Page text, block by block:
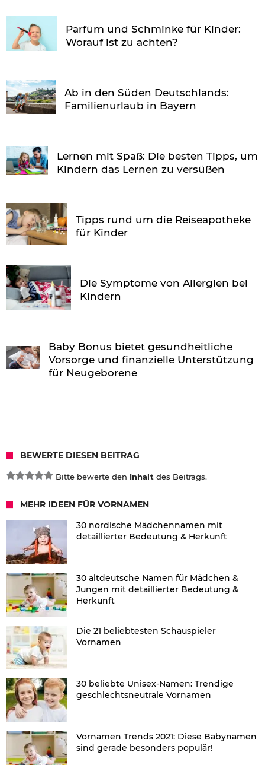
Parfüm und Schminke für Kinder:
Worauf ist zu achten?
Ab in den Süden Deutschlands:
Familienurlaub in Bayern
Lernen mit Spaß: Die besten Tipps, um
Kindern das Lernen zu versüßen
Tipps rund um die Reiseapotheke
für Kinder
Die Symptome von Allergien bei
Kindern
Baby Bonus bietet gesundheitliche
Vorsorge und finanzielle Unterstützung
für Neugeborene
BEWERTE DIESEN BEITRAG
Bitte bewerte den Inhalt des Beitrags.
MEHR IDEEN FÜR VORNAMEN
30 nordische Mädchennamen mit
detaillierter Bedeutung & Herkunft
30 altdeutsche Namen für Mädchen &
Jungen mit detaillierter Bedeutung &
Herkunft
Die 21 beliebtesten Schauspieler
Vornamen
30 beliebte Unisex-Namen: Trendige
geschlechtsneutrale Vornamen
Vornamen Trends 2021: Diese Babynamen
sind gerade besonders populär!